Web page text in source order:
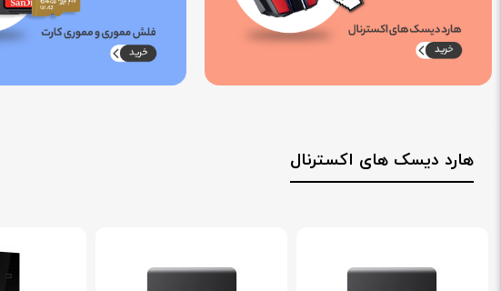
هارد دیسک های اکسترنال